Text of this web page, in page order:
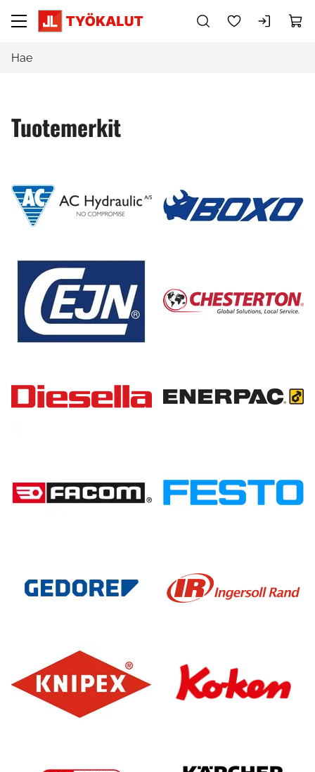
Tuotemerkit